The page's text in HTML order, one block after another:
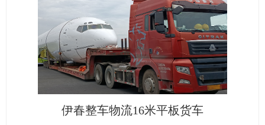
伊春整车物流16米平板货车